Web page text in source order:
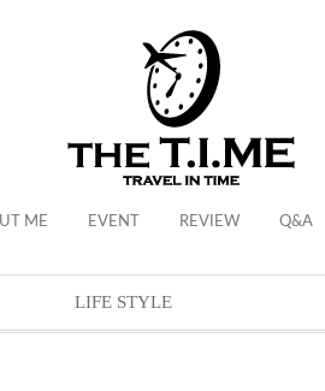
ME EVENT REVIEW Q&A
LIFE STYLE